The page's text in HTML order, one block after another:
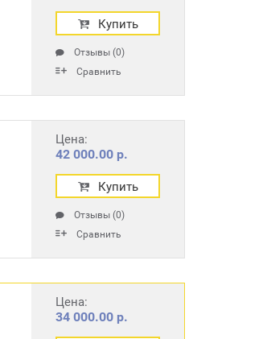
Купить
Отзывы (0)
Сравнить
Цена:
42 000.00 р.
Купить
Отзывы (0)
Сравнить
Цена:
34 000.00 р.